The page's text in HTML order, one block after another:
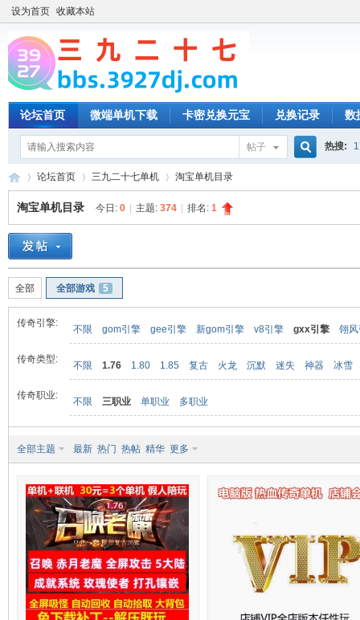
设为首页 收藏本站
论坛首页 微端单机下载 卡密兑换元宝 兑换记录 数
帖子 热搜:
»
论坛首页 三九二十七单机 淘宝单机目录
淘宝单机目录 今日: 0 主题: 374 排名: 1
全部 全部游戏 5
传奇引擎:
不限 gom引擎 gee引擎 新gom引擎 v8引擎 gxx引擎 翎
传奇类型:
不限 1.76 1.80 1.85 复古 火龙 沉默 迷失 神器 冰雪
传奇职业:
不限 三职业 单职业 多职业
全部主题 最新 热门 热帖 精华 更多